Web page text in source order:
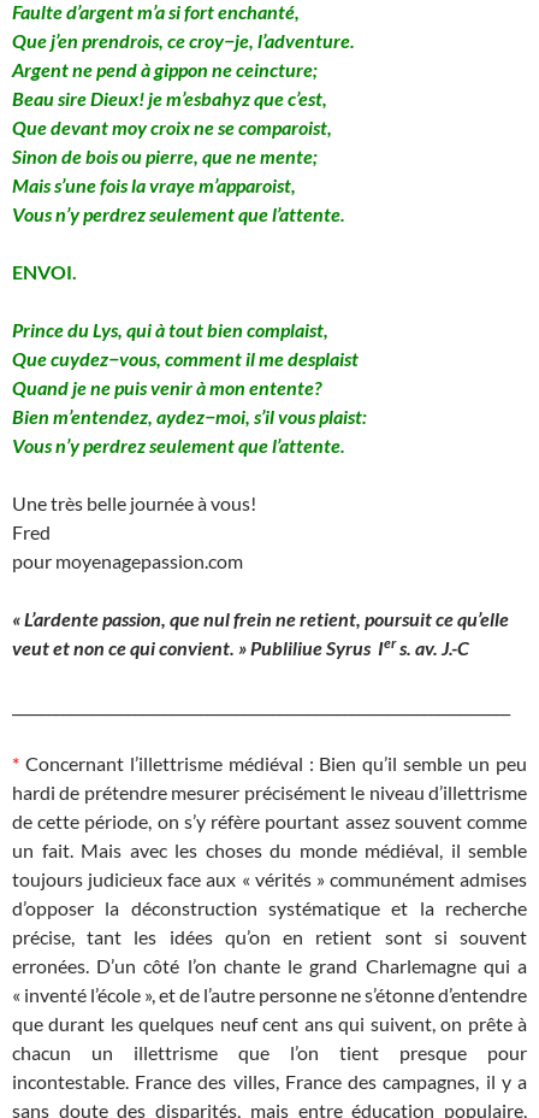
Faulte d’argent m’a si fort enchanté,
Que j’en prendrois, ce croy−je, l’adventure.
Argent ne pend à gippon ne ceincture;
Beau sire Dieux! je m’esbahyz que c’est,
Que devant moy croix ne se comparoist,
Sinon de bois ou pierre, que ne mente;
Mais s’une fois la vraye m’apparoist,
Vous n’y perdrez seulement que l’attente.
ENVOI.
Prince du Lys, qui à tout bien complaist,
Que cuydez−vous, comment il me desplaist
Quand je ne puis venir à mon entente?
Bien m’entendez, aydez−moi, s’il vous plaist:
Vous n’y perdrez seulement que l’attente.
Une très belle journée à vous!
Fred
pour moyenagepassion.com
« L’ardente passion, que nul frein ne retient, poursuit ce qu’elle
veut et non ce qui convient. »Publiliue Syrus Iers. av. J.-C
* Concernant l’illettrisme médiéval : Bien qu’il semble un peu
hardi de prétendre mesurer précisément le niveau d’illettrisme
de cette période, on s’y réfère pourtant assez souvent comme
un fait. Mais avec les choses du monde médiéval, il semble
toujours judicieux face aux « vérités » communément admises
d’opposer la déconstruction systématique et la recherche
précise, tant les idées qu’on en retient sont si souvent
erronées. D’un côté l’on chante le grand Charlemagne qui a
« inventé l’école », et de l’autre personne ne s’étonne d’entendre
que durant les quelques neuf cent ans qui suivent, on prête à
chacun un illettrisme que l’on tient presque pour
incontestable. France des villes, France des campagnes, il y a
sans doute des disparités, mais entre éducation populaire,